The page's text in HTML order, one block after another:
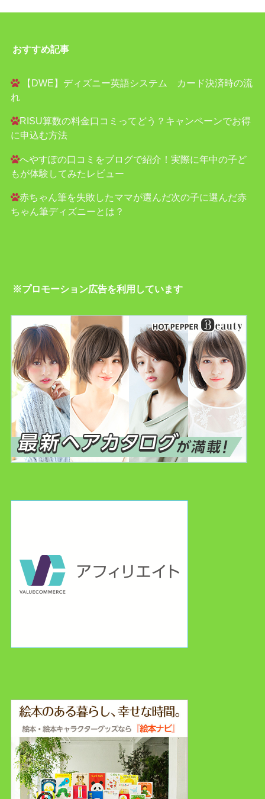
おすすめ記事
【DWE】ディズニー英語システム カード決済時の流
れ
RISU算数の料金口コミってどう？キャンペーンでお得
に申込む方法
へやすぽの口コミをブログで紹介！実際に年中の子ど
もが体験してみたレビュー
赤ちゃん筆を失敗したママが選んだ次の子に選んだ赤
ちゃん筆ディズニーとは？
※プロモーション広告を利用しています